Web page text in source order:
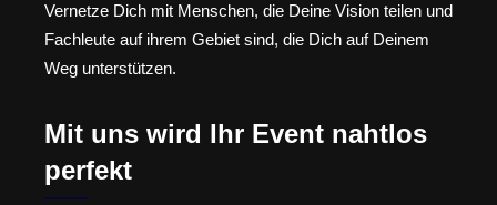
Vernetze Dich mit Menschen, die Deine Vision teilen und
Fachleute auf ihrem Gebiet sind, die Dich auf Deinem
Weg unterstützen.
Mit uns wird Ihr Event nahtlos
perfekt